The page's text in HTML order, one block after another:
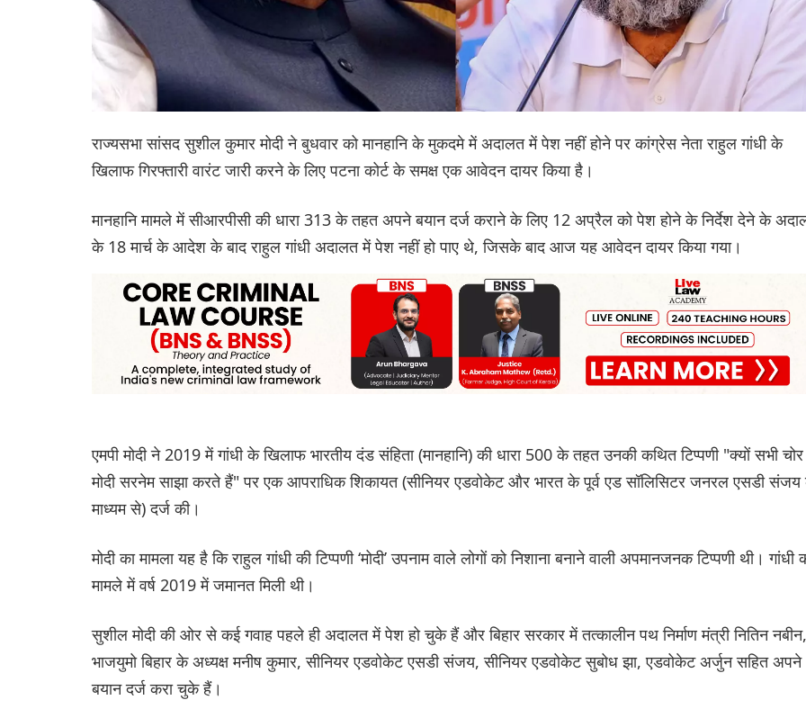
राज्यसभा सांसद सुशील कुमार मोदी ने बुधवार को मानहानि के मुकदमे में अदालत में पेश नहीं होने पर कांग्रेस नेता राहुल गांधी के
खिलाफ गिरफ्तारी वारंट जारी करने के लिए पटना कोर्ट के समक्ष एक आवेदन दायर किया है।
मानहानि मामले में सीआरपीसी की धारा 313 के तहत अपने बयान दर्ज कराने के लिए 12 अप्रैल को पेश होने के निर्देश देने के
के 18 मार्च के आदेश के बाद राहुल गांधी अदालत में पेश नहीं हो पाए थे, जिसके बाद आज यह आवेदन दायर किया गया।
एमपी मोदी ने 2019 में गांधी के खिलाफ भारतीय दंड संहिता (मानहानि) की धारा 500 के तहत उनकी कथित टिप्पणी "क्यों सभी चोर
मोदी सरनेम साझा करते हैं" पर एक आपराधिक शिकायत (सीनियर एडवोकेट और भारत के पूर्व एड सॉलिसिटर जनरल एसडी
माध्यम से) दर्ज की।
मोदी का मामला यह है कि राहुल गांधी की टिप्पणी ‘मोदी’ उपनाम वाले लोगों को निशाना बनाने वाली अपमानजनक टिप्पणी थी। गांधी
मामले में वर्ष 2019 में जमानत मिली थी।
सुशील मोदी की ओर से कई गवाह पहले ही अदालत में पेश हो चुके हैं और बिहार सरकार में तत्कालीन पथ निर्माण मंत्री नितिन नबीन,
भाजयुमो बिहार के अध्यक्ष मनीष कुमार, सीनियर एडवोकेट एसडी संजय, सीनियर एडवोकेट सुबोध झा, एडवोकेट अर्जुन सहित अपने
बयान दर्ज करा चुके हैं।